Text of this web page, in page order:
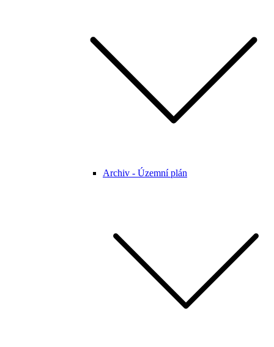
Archiv - Územní plán